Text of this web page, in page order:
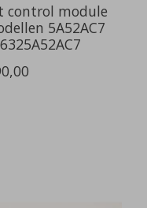
control module
5A52AC7